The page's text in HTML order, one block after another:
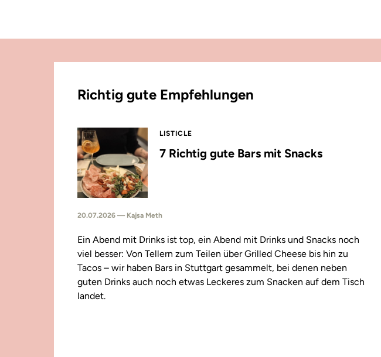
Richtig gute Empfehlungen
LISTICLE
7 Richtig gute Bars mit Snacks
20.07.2026 — Kajsa Meth
Ein Abend mit Drinks ist top, ein Abend mit Drinks und Snacks noch
viel besser: Von Tellern zum Teilen über Grilled Cheese bis hin zu
Tacos – wir haben Bars in Stuttgart gesammelt, bei denen neben
guten Drinks auch noch etwas Leckeres zum Snacken auf dem Tisch
landet.